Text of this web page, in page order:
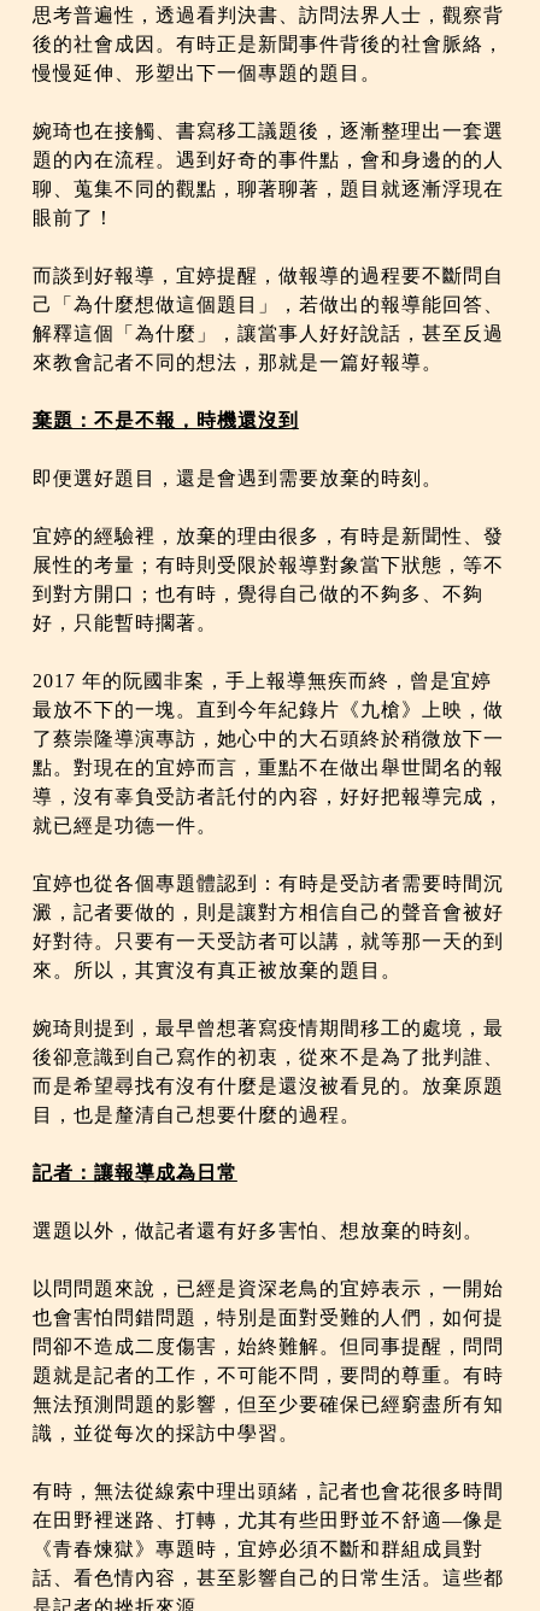
思考普遍性，透過看判決書、訪問法界人士，觀察背
後的社會成因。有時正是新聞事件背後的社會脈絡，
慢慢延伸、形塑出下一個專題的題目。
婉琦也在接觸、書寫移工議題後，逐漸整理出一套選
題的內在流程。遇到好奇的事件點，會和身邊的的人
聊、蒐集不同的觀點，聊著聊著，題目就逐漸浮現在
眼前了！
而談到好報導，宜婷提醒，做報導的過程要不斷問自
己「為什麼想做這個題目」，若做出的報導能回答、
解釋這個「為什麼」，讓當事人好好說話，甚至反過
來教會記者不同的想法，那就是一篇好報導。
棄題：不是不報，時機還沒到
即便選好題目，還是會遇到需要放棄的時刻。
宜婷的經驗裡，放棄的理由很多，有時是新聞性、發
展性的考量；有時則受限於報導對象當下狀態，等不
到對方開口；也有時，覺得自己做的不夠多、不夠
好，只能暫時擱著。
2017 年的阮國非案，手上報導無疾而終，曾是宜婷
最放不下的一塊。直到今年紀錄片《九槍》上映，做
了蔡崇隆導演專訪，她心中的大石頭終於稍微放下一
點。對現在的宜婷而言，重點不在做出舉世聞名的報
導，沒有辜負受訪者託付的內容，好好把報導完成，
就已經是功德一件。
宜婷也從各個專題體認到：有時是受訪者需要時間沉
澱，記者要做的，則是讓對方相信自己的聲音會被好
好對待。只要有一天受訪者可以講，就等那一天的到
來。所以，其實沒有真正被放棄的題目。
婉琦則提到，最早曾想著寫疫情期間移工的處境，最
後卻意識到自己寫作的初衷，從來不是為了批判誰、
而是希望尋找有沒有什麼是還沒被看見的。放棄原題
目，也是釐清自己想要什麼的過程。
記者：讓報導成為日常
選題以外，做記者還有好多害怕、想放棄的時刻。
以問問題來說，已經是資深老鳥的宜婷表示，一開始
也會害怕問錯問題，特別是面對受難的人們，如何提
問卻不造成二度傷害，始終難解。但同事提醒，問問
題就是記者的工作，不可能不問，要問的尊重。有時
無法預測問題的影響，但至少要確保已經窮盡所有知
識，並從每次的採訪中學習。
有時，無法從線索中理出頭緒，記者也會花很多時間
在田野裡迷路、打轉，尤其有些田野並不舒適—像是
《青春煉獄》專題時，宜婷必須不斷和群組成員對
話、看色情內容，甚至影響自己的日常生活。這些都
是記者的挫折來源。